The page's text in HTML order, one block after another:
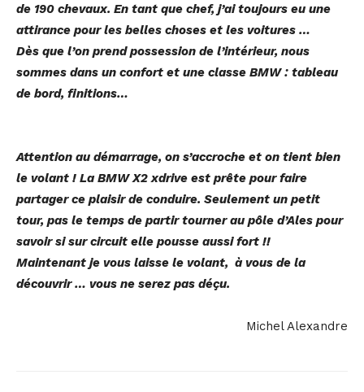
de 190 chevaux. En tant que chef, j’ai toujours eu une
attirance pour les belles choses et les voitures …
Dès que l’on prend possession de l’intérieur, nous
sommes dans un confort et une classe BMW : tableau
de bord, finitions…
Attention au démarrage, on s’accroche et on tient bien
le volant ! La BMW X2 xdrive est prête pour faire
partager ce plaisir de conduire. Seulement un petit
tour, pas le temps de partir tourner au pôle d’Ales pour
savoir si sur circuit elle pousse aussi fort !!
Maintenant je vous laisse le volant, à vous de la
découvrir … vous ne serez pas déçu.
Michel Alexandre